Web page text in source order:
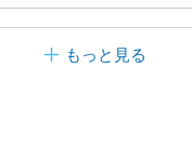
もっと見る